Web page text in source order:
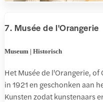
7. Musée de l'Orangerie
Museum | Historisch
Het Musée de l'Orangerie,
in 1921 en geschonken aan
Kunsten zodat kunstenaars